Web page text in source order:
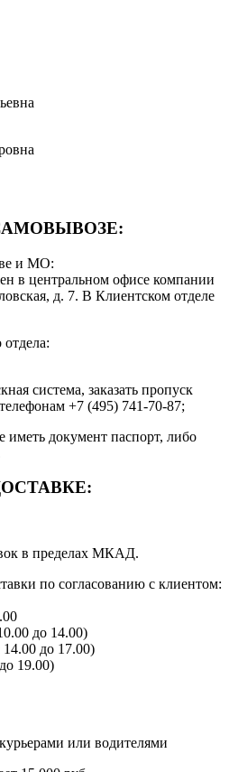
и МО:
в центральном офисе компании
д. 7. В Клиентском отделе
система, заказать пропуск
+7 (495) 741-70-87;
иметь документ паспорт, либо
в пределах МКАД.
по согласованию с клиентом:
до 14.00)
до 17.00)
19.00)
или водителями